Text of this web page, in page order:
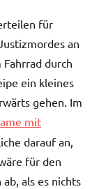
für
an
durch
ein kleines
gehen. Im
mit
darauf an,
für den
als es nichts